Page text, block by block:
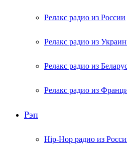
Релакс радио из России
Релакс радио из
Релакс радио из
Релакс радио из
Рэп
Hip-Hop радио из